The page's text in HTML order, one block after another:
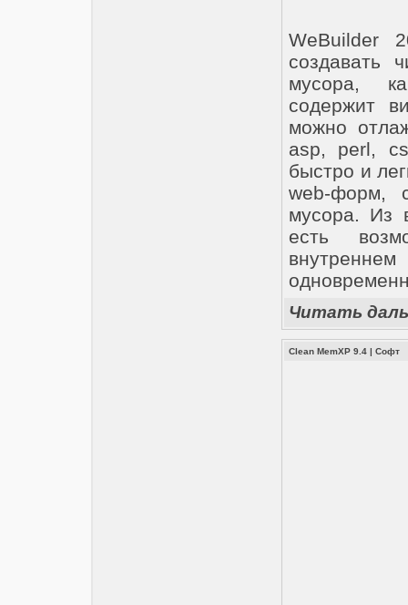
WeBuilder
создавать
мусора,
содержит
можно
asp, perl,
быстро и
web-форм,
мусора. Из
есть
Читать
Clean MemXP 9.4 | Софт